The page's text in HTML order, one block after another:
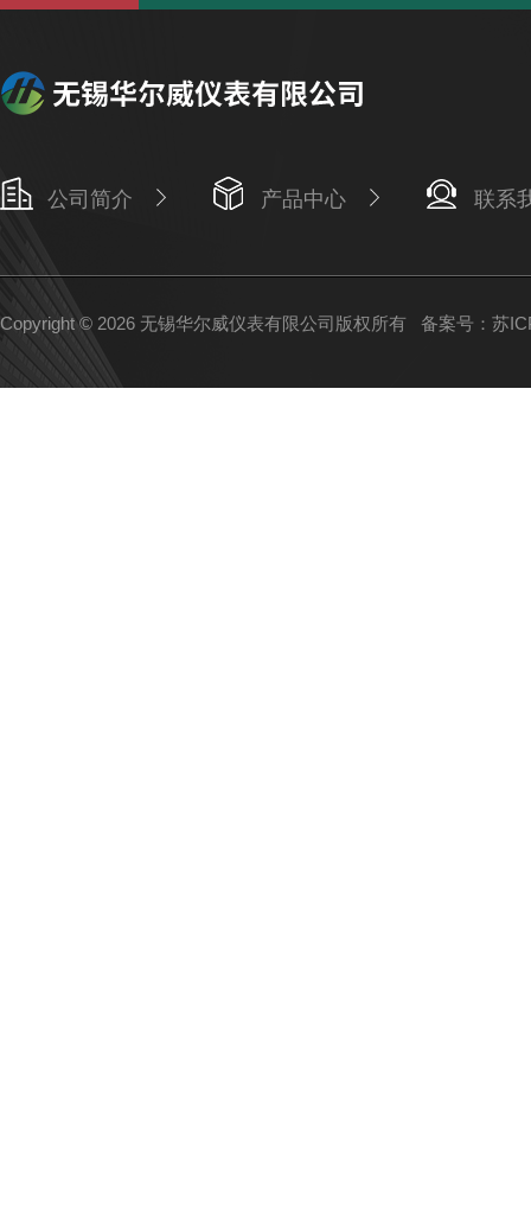
公司简介 产品中心 联系
Copyright © 2026 无锡华尔威仪表有限公司版权所有 备案号：苏